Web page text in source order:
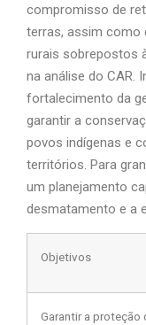
compromisso de
terras, assim como
rurais sobrepostos
na análise do CAR.
fortalecimento da
garantir a
povos indígenas e
territórios. Para
um planejamento
desmatamento e a
Objetivos
Garantir a proteção